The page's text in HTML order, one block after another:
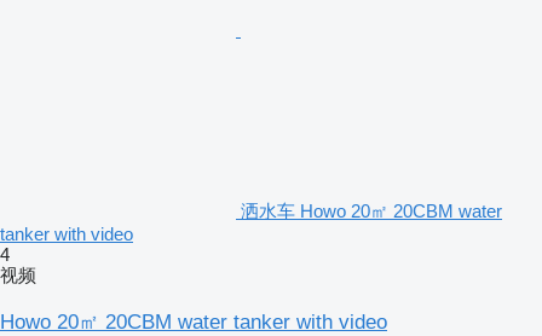
洒水车 Howo 20㎡ 20CBM water
tanker with video
4
视频
Howo 20㎡ 20CBM water tanker with video